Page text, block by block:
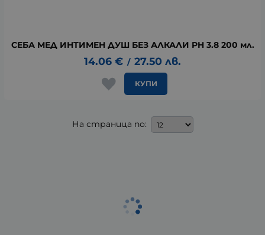
СЕБА МЕД ИНТИМЕН ДУШ БЕЗ АЛКАЛИ PH 3.8 200 мл.
14.06 € / 27.50 лв.
КУПИ
На страница по: